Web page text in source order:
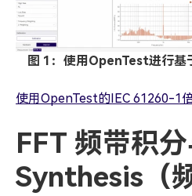
图 1：使用OpenTest进行基
使用OpenTest的IEC 61260-1
FFT 频带积
Synthesis（